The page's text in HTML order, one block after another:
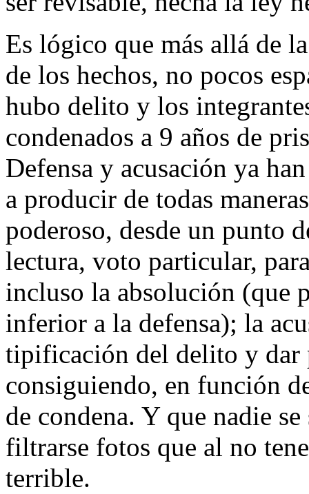
Es lógico que más allá de
de los hechos, no pocos
hubo delito y los
condenados a 9 años de
Defensa y acusación ya
a producir de todas
poderoso, desde un punto
lectura, voto particular,
incluso la absolución (que
inferior a la defensa); la
tipificación del delito y dar
consiguiendo, en función
de condena. Y que nadie
filtrarse fotos que al no
terrible.